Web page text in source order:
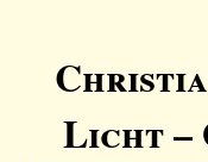
Licht –